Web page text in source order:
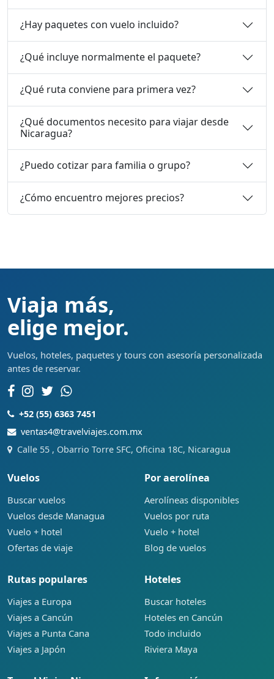
¿Hay paquetes con vuelo incluido?
¿Qué incluye normalmente el paquete?
¿Qué ruta conviene para primera vez?
¿Qué documentos necesito para viajar desde
Nicaragua?
¿Puedo cotizar para familia o grupo?
¿Cómo encuentro mejores precios?
Viaja más,
elige mejor.
Vuelos, hoteles, paquetes y tours con asesoría personalizada
antes de reservar.
+52 (55) 6363 7451
ventas4@travelviajes.com.mx
Calle 55 , Obarrio Torre SFC, Oficina 18C, Nicaragua
Vuelos
Buscar vuelos
Vuelos desde Managua
Vuelo + hotel
Ofertas de viaje
Por aerolínea
Aerolíneas disponibles
Vuelos por ruta
Vuelo + hotel
Blog de vuelos
Rutas populares
Viajes a Europa
Viajes a Cancún
Viajes a Punta Cana
Viajes a Japón
Hoteles
Buscar hoteles
Hoteles en Cancún
Todo incluido
Riviera Maya